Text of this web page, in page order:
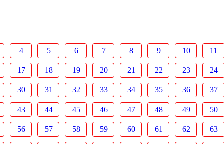
4 5 6 7 8 9 10 11
17 18 19 20 21 22 23 24
30 31 32 33 34 35 36 37
43 44 45 46 47 48 49 50
56 57 58 59 60 61 62 63